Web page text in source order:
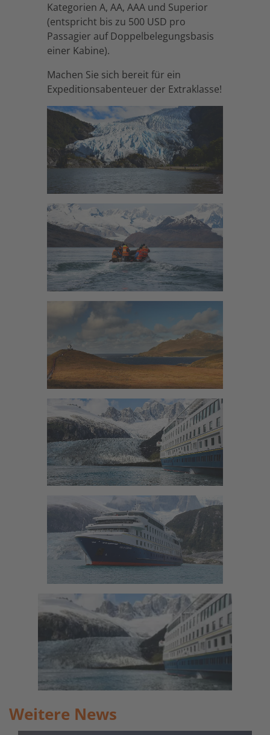
Kategorien A, AA, AAA und Superior
(entspricht bis zu 500 USD pro
Passagier auf Doppelbelegungsbasis
einer Kabine).
Machen Sie sich bereit für ein
Expeditionsabenteuer der Extraklasse!
Weitere News